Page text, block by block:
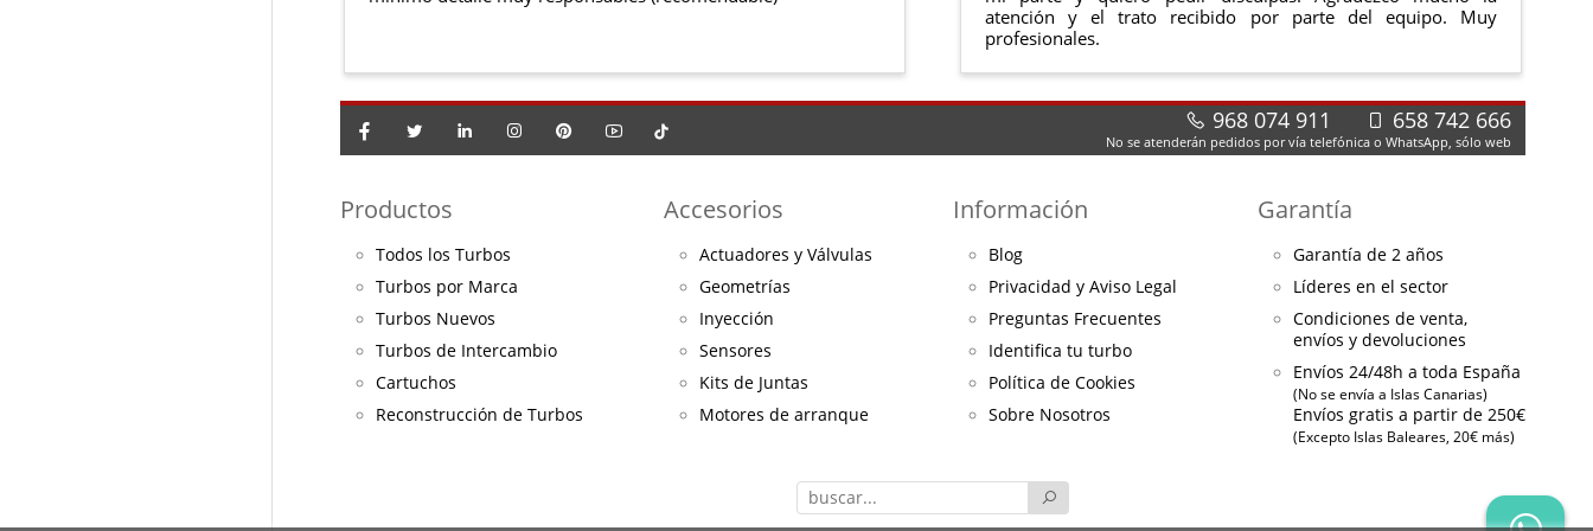
atención y el trato recibido por parte del equipo. Muy
profesionales.
968 074 911 658 742 666
No se atenderán pedidos por vía telefónica o WhatsApp, sólo web
Productos
Todos los Turbos
Turbos por Marca
Turbos Nuevos
Turbos de Intercambio
Cartuchos
Reconstrucción de Turbos
Accesorios
Actuadores y Válvulas
Geometrías
Inyección
Sensores
Kits de Juntas
Motores de arranque
Información
Blog
Privacidad y Aviso Legal
Preguntas Frecuentes
Identifica tu turbo
Política de Cookies
Sobre Nosotros
Garantía
Garantía de 2 años
Líderes en el sector
Condiciones de venta,
envíos y devoluciones
Envíos 24/48h a toda España
(No se envía a Islas Canarias)
Envíos gratis a partir de 250€
(Excepto Islas Baleares, 20€ más)